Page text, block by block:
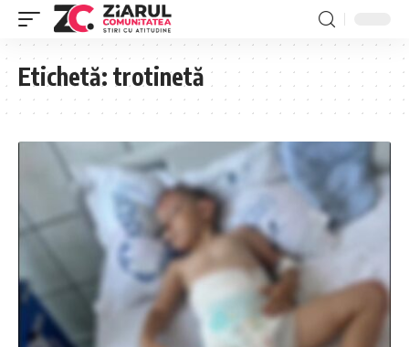
Etichetă: trotinetă